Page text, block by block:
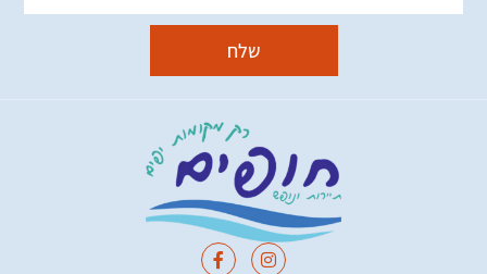
שלח